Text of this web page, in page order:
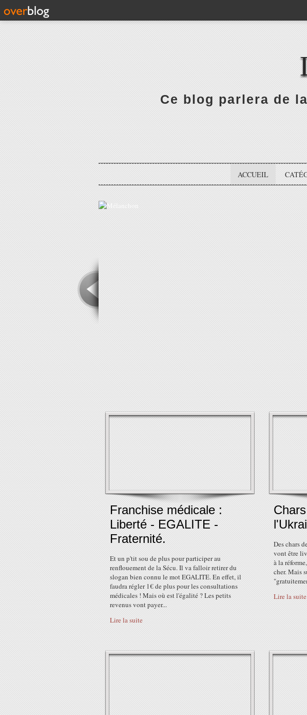
Ce blog parlera de
ACCUEIL
Franchise médicale :
Liberté - EGALITE -
Fraternité.
Et un p'tit sou de plus pour participer au
renflouement de la Sécu. Il va falloir retirer du
slogan bien connu le mot EGALITE. En effet, il
faudra régler 1€ de plus pour les consultations
médicales ! Mais où est l'égalité ? Les petits
revenus vont payer...
Lire la suite
Des chars
vont être
à la
cher. Mais
Lire la suite